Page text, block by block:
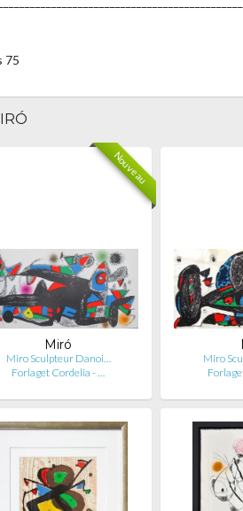
75
Nouveau
Miró
Miro Sculpteur Danoi…
Forlaget Cordelia - …
Miro